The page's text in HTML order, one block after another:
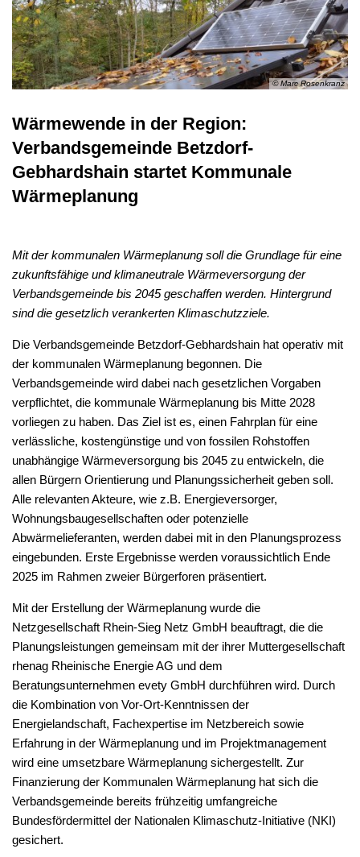
© Marc Rosenkranz
Wärmewende in der Region:
Verbandsgemeinde Betzdorf-
Gebhardshain startet Kommunale
Wärmeplanung
Mit der kommunalen Wärmeplanung soll die Grundlage für eine
zukunftsfähige und klimaneutrale Wärmeversorgung der
Verbandsgemeinde bis 2045 geschaffen werden. Hintergrund
sind die gesetzlich verankerten Klimaschutzziele.
Die Verbandsgemeinde Betzdorf-Gebhardshain hat operativ mit
der kommunalen Wärmeplanung begonnen. Die
Verbandsgemeinde wird dabei nach gesetzlichen Vorgaben
verpflichtet, die kommunale Wärmeplanung bis Mitte 2028
vorliegen zu haben. Das Ziel ist es, einen Fahrplan für eine
verlässliche, kostengünstige und von fossilen Rohstoffen
unabhängige Wärmeversorgung bis 2045 zu entwickeln, die
allen Bürgern Orientierung und Planungssicherheit geben soll.
Alle relevanten Akteure, wie z.B. Energieversorger,
Wohnungsbaugesellschaften oder potenzielle
Abwärmelieferanten, werden dabei mit in den Planungsprozess
eingebunden. Erste Ergebnisse werden voraussichtlich Ende
2025 im Rahmen zweier Bürgerforen präsentiert.
Mit der Erstellung der Wärmeplanung wurde die
Netzgesellschaft Rhein-Sieg Netz GmbH beauftragt, die die
Planungsleistungen gemeinsam mit der ihrer Muttergesellschaft
rhenag Rheinische Energie AG und dem
Beratungsunternehmen evety GmbH durchführen wird. Durch
die Kombination von Vor-Ort-Kenntnissen der
Energielandschaft, Fachexpertise im Netzbereich sowie
Erfahrung in der Wärmeplanung und im Projektmanagement
wird eine umsetzbare Wärmeplanung sichergestellt. Zur
Finanzierung der Kommunalen Wärmeplanung hat sich die
Verbandsgemeinde bereits frühzeitig umfangreiche
Bundesfördermittel der Nationalen Klimaschutz-Initiative (NKI)
gesichert.